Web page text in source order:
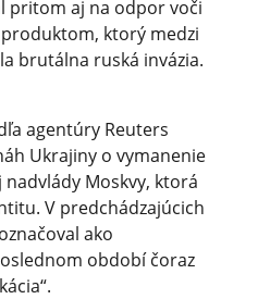
pritom aj na odpor voči
ktorý medzi
brutálna ruská invázia.
agentúry Reuters
Ukrajiny o vymanenie
Moskvy, ktorá
V predchádzajúcich
ako
období čoraz